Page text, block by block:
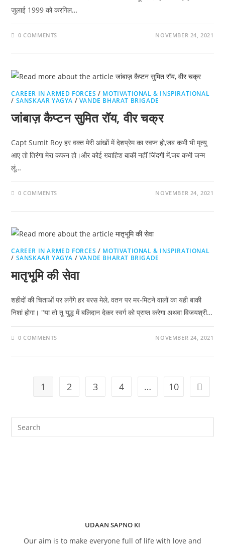
जुलाई 1999 को करगिल…
0 COMMENTS NOVEMBER 24, 2021
CAREER IN ARMED FORCES / MOTIVATIONAL & INSPIRATIONAL
/ SANSKAAR YAGYA / VANDE BHARAT BRIGADE
जांबाज़ कैप्टन सुमित रॉय, वीर चक्र
Capt Sumit Roy हर वक्त मेरी आंखों में देशप्रेम का स्वप्न हो,जब कभी भी मृत्यु
आए तो तिरंगा मेरा कफन हो।और कोई ख्वाहिश बाकी नहीं जिंदगी में,जब कभी जन्म
लूं…
0 COMMENTS NOVEMBER 24, 2021
CAREER IN ARMED FORCES / MOTIVATIONAL & INSPIRATIONAL
/ SANSKAAR YAGYA / VANDE BHARAT BRIGADE
मातृभूमि की सेवा
शहीदों की चिताओं पर लगेंगे हर बरस मेले, वतन पर मर-मिटने वालों का यही बाकी
निशां होगा। "या तो तू युद्ध में बलिदान देकर स्वर्ग को प्राप्त करेगा अथवा विजयश्री…
0 COMMENTS NOVEMBER 24, 2021
1 2 3 4 … 10 Go to
UDAAN SAPNO KI
Our aim is to make everyone full of life with love and